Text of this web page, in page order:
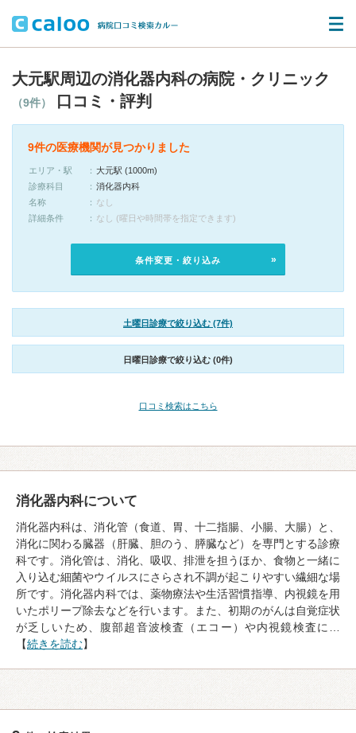
大元駅周辺の消化器内科の病院・クリニック
（9件） 口コミ・評判
9件の医療機関が見つかりました
エリア・駅
大元駅 (1000m)
診療科目
消化器内科
名称
なし
詳細条件
なし (曜日や時間帯を指定できます)
条件変更・絞り込み
土曜日診療で絞り込む (7件)
日曜日診療で絞り込む (0件)
口コミ検索はこちら
消化器内科について
消化器内科は、消化管（食道、胃、十二指腸、小腸、大腸）と、
消化に関わる臓器（肝臓、胆のう、膵臓など）を専門とする診療
科です。消化管は、消化、吸収、排泄を担うほか、食物と一緒に
入り込む細菌やウイルスにさらされ不調が起こりやすい繊細な場
所です。消化器内科では、薬物療法や生活習慣指導、内視鏡を用
いたポリープ除去などを行います。また、初期のがんは自覚症状
が乏しいため、腹部超音波検査（エコー）や内視鏡検査に…
【続きを読む】